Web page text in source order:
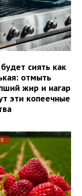
сиять как
отмыть
жир и нагар
эти копеечные